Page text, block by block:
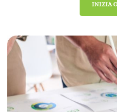
INIZIA